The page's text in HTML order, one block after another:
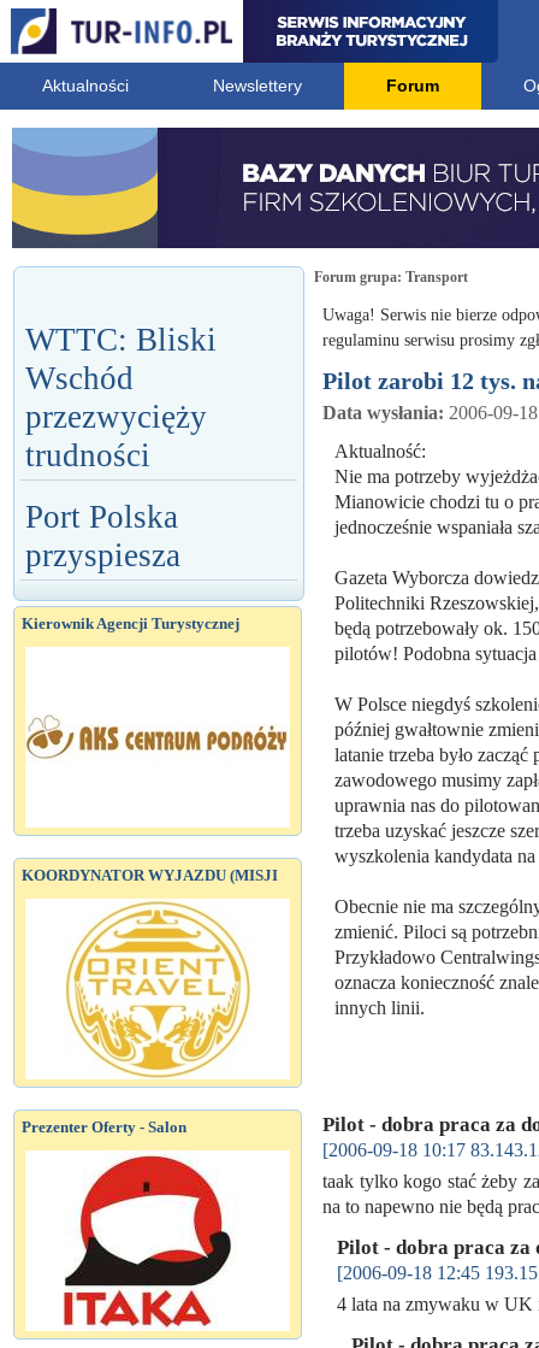
Aktualności Newslettery Forum
WTTC: Bliski
Wschód
przezwycięży
trudności
Port Polska
przyspiesza
Kierownik Agencji Turystycznej
KOORDYNATOR WYJAZDU (MISJI
Prezenter Oferty - Salon
Forum grupa: Transport
Uwaga! Serwis nie bierze
regulaminu serwisu prosimy
Pilot zarobi 12 tys.
Data wysłania: 2006-09-
Aktualność:
Nie ma potrzeby
Mianowicie chodzi tu o
jednocześnie wspaniała
Gazeta Wyborcza
Politechniki
będą potrzebowały ok.
pilotów! Podobna
W Polsce niegdyś
później gwałtownie
latanie trzeba było
zawodowego musimy
uprawnia nas do
trzeba uzyskać jeszcze
wyszkolenia kandydata
Obecnie nie ma
zmienić. Piloci są
Przykładowo
oznacza konieczność
innych linii.
Pilot - dobra praca za
[2006-09-18 10:17
taak tylko kogo stać żeby
na to napewno nie będą
Pilot - dobra praca za
[2006-09-18 12:45
4 lata na zmywaku w